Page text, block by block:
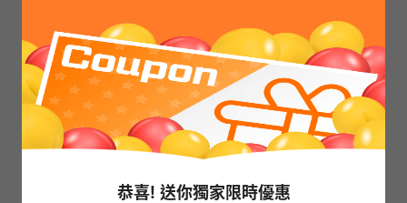
恭喜! 送你獨家限時優惠
抱歉，閣下所選擇的產品已售罄